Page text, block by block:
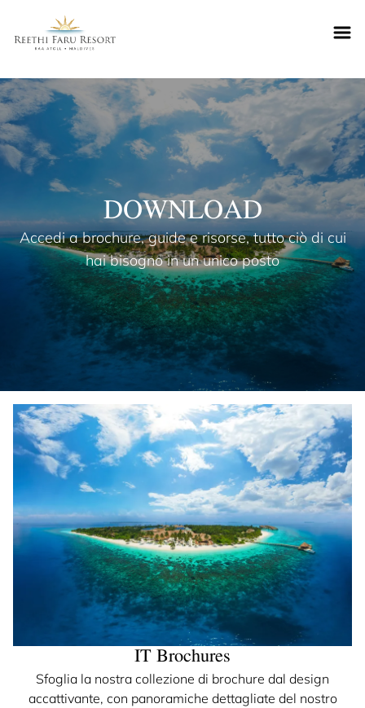
Reethifaru home
DOWNLOAD
Accedi a brochure, guide e risorse, tutto ciò di cui
hai bisogno in un unico posto
IT Brochures
Sfoglia la nostra collezione di brochure dal design
accattivante, con panoramiche dettagliate del nostro